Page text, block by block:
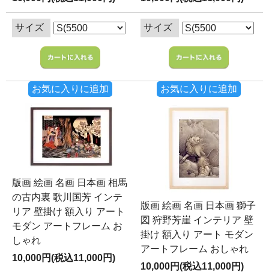
サイズ
お気に入りに追加
サイズ
お気に入りに追加
版画 絵画 名画 日本画 相馬
の古内裏 歌川国芳 インテ
リア 壁掛け 額入り アート
モダン アートフレーム お
しゃれ
10,000円(税込11,000円)
版画 絵画 名画 日本画 獅子
図 狩野芳崖 インテリア 壁
掛け 額入り アート モダン
アートフレーム おしゃれ
10,000円(税込11,000円)